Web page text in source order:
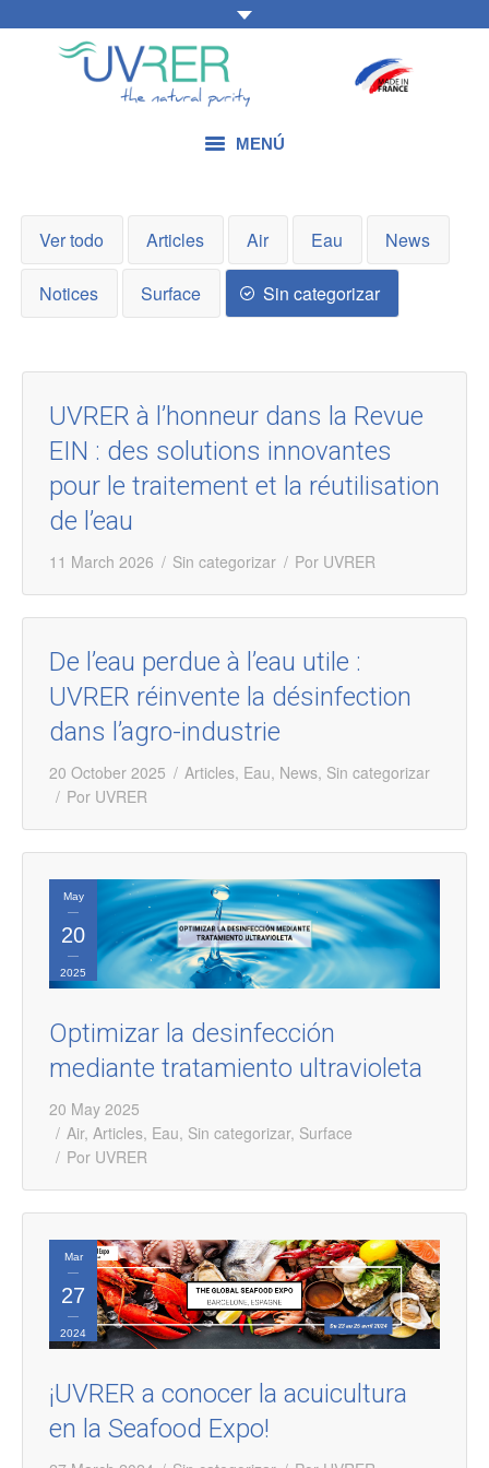
MENÚ
NUESTROS PRODUCTOS
NUESTRAS APLICACIONES
Ver todo Articles Air Eau News
Notices Surface Sin categorizar
UVRER à l’honneur dans la Revue
EIN : des solutions innovantes
pour le traitement et la réutilisation
de l’eau
11 March 2026 Sin categorizar Por UVRER
De l’eau perdue à l’eau utile :
UVRER réinvente la désinfection
dans l’agro-industrie
20 October 2025 Articles, Eau, News, Sin categorizar
Por UVRER
May
20
2025
Optimizar la desinfección
mediante tratamiento ultravioleta
20 May 2025
Air, Articles, Eau, Sin categorizar, Surface
Por UVRER
Mar
27
2024
¡UVRER a conocer la acuicultura
en la Seafood Expo!